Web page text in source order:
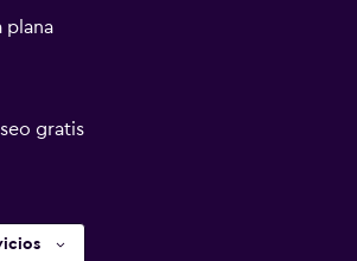
plana
gratis